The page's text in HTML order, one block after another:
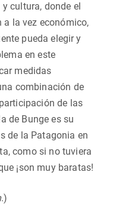
cultura, donde el
a la vez económico,
pueda elegir y
en este
medidas
combinación de
de las
de Bunge es su
de la Patagonia en
como si no tuviera
¡son muy baratas!
.)